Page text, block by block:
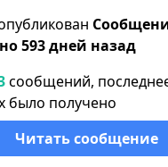
593 дней назад
сообщений,
было получено
Читать сообщение